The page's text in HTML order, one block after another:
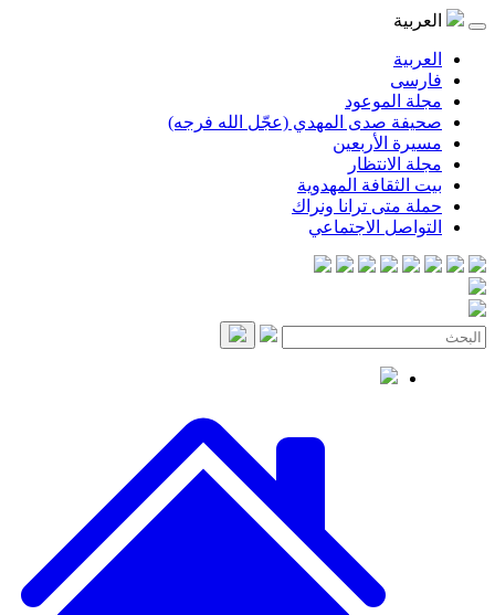
العربية
العربية
فارسی
مجلة الموعود
صحيفة صدى المهدي (عجّل الله فرجه)
مسيرة الأربعين
مجلة الانتظار
بيت الثقافة المهدوية
حملة متى ترانا ونراك
التواصل الاجتماعي